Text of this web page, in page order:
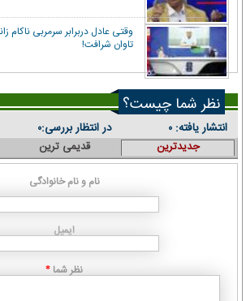
وقتی عادل دربرابر سرمربی ناکام
تاوان شرافت!
نظر شما چیست؟
انتشار یافته: ۰ در انتظار بررسی:۰
جدیدترین قدیمی ترین
نام و نام خانوادگی
ایمیل
نظر شما *